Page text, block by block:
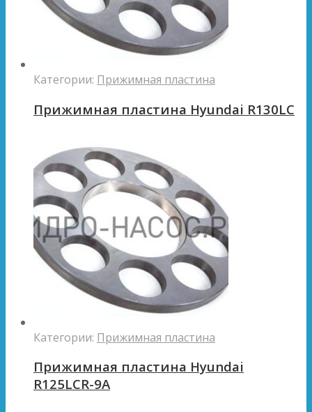
Категории: Прижимная пластина
Прижимная пластина Hyundai R130LC
Категории: Прижимная пластина
Прижимная пластина Hyundai
R125LCR-9A